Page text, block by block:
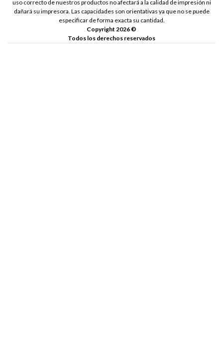
uso correcto de nuestros productos no afectará a la calidad de impresión ni
dañará su impresora. Las capacidades son orientativas ya que no se puede
especificar de forma exacta su cantidad.
Copyright 2026 ©
Todos los derechos reservados